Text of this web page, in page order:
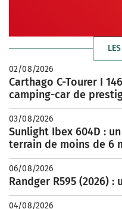
02/08/2026
Carthago C-Tourer I
camping-car de
03/08/2026
Sunlight Ibex 604D :
terrain de moins de 6
06/08/2026
Randger R595 (2026)
04/08/2026